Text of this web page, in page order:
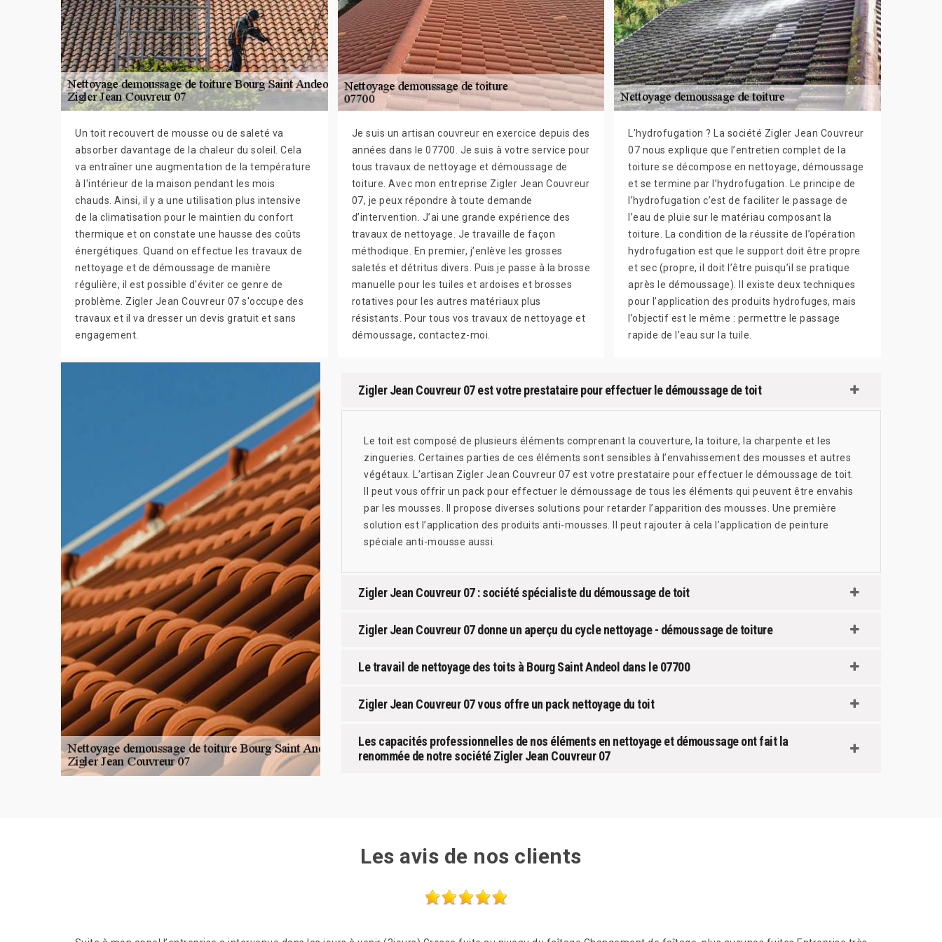
Un toit recouvert de mousse ou de saleté va
absorber davantage de la chaleur du soleil. Cela
va entraîner une augmentation de la température
à l'intérieur de la maison pendant les mois
chauds. Ainsi, il y a une utilisation plus intensive
de la climatisation pour le maintien du confort
thermique et on constate une hausse des coûts
énergétiques. Quand on effectue les travaux de
nettoyage et de démoussage de manière
régulière, il est possible d'éviter ce genre de
problème. Zigler Jean Couvreur 07 s'occupe des
travaux et il va dresser un devis gratuit et sans
engagement.
Je suis un artisan couvreur en exercice depuis des
années dans le 07700. Je suis à votre service pour
tous travaux de nettoyage et démoussage de
toiture. Avec mon entreprise Zigler Jean Couvreur
07, je peux répondre à toute demande
d’intervention. J’ai une grande expérience des
travaux de nettoyage. Je travaille de façon
méthodique. En premier, j’enlève les grosses
saletés et détritus divers. Puis je passe à la brosse
manuelle pour les tuiles et ardoises et brosses
rotatives pour les autres matériaux plus
résistants. Pour tous vos travaux de nettoyage et
démoussage, contactez-moi.
L’hydrofugation ? La société Zigler Jean Couvreur
07 nous explique que l’entretien complet de la
toiture se décompose en nettoyage, démoussage
et se termine par l’hydrofugation. Le principe de
l’hydrofugation c’est de faciliter le passage de
l’eau de pluie sur le matériau composant la
toiture. La condition de la réussite de l’opération
hydrofugation est que le support doit être propre
et sec (propre, il doit l’être puisqu’il se pratique
après le démoussage). Il existe deux techniques
pour l’application des produits hydrofuges, mais
l’objectif est le même : permettre le passage
rapide de l’eau sur la tuile.
Zigler Jean Couvreur 07 est votre prestataire pour effectuer le démoussage de toit
Le toit est composé de plusieurs éléments comprenant la couverture, la toiture, la charpente et les
zingueries. Certaines parties de ces éléments sont sensibles à l’envahissement des mousses et autres
végétaux. L’artisan Zigler Jean Couvreur 07 est votre prestataire pour effectuer le démoussage de toit.
Il peut vous offrir un pack pour effectuer le démoussage de tous les éléments qui peuvent être envahis
par les mousses. Il propose diverses solutions pour retarder l’apparition des mousses. Une première
solution est l’application des produits anti-mousses. Il peut rajouter à cela l’application de peinture
spéciale anti-mousse aussi.
Zigler Jean Couvreur 07 : société spécialiste du démoussage de toit
Zigler Jean Couvreur 07 donne un aperçu du cycle nettoyage - démoussage de toiture
Le travail de nettoyage des toits à Bourg Saint Andeol dans le 07700
Zigler Jean Couvreur 07 vous offre un pack nettoyage du toit
Les capacités professionnelles de nos éléments en nettoyage et démoussage ont fait la
renommée de notre société Zigler Jean Couvreur 07
Les avis de nos clients